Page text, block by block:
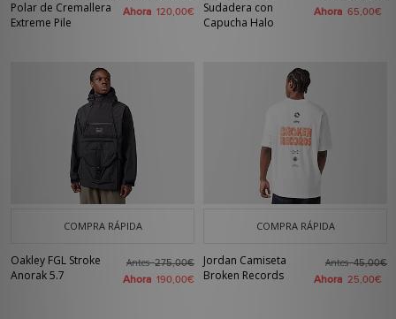
Polar de Cremallera
Extreme Pile
Ahora 120,00€
Sudadera con
Capucha Halo
Ahora 65,00€
COMPRA RÁPIDA
Oakley FGL Stroke
Anorak 5.7
Antes275,00€
Ahora 190,00€
COMPRA RÁPIDA
Jordan Camiseta
Broken Records
Antes45,00€
Ahora 25,00€